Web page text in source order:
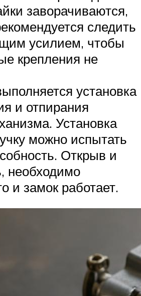
заворачиваются,
следить
усилием, чтобы
крепления не
установка
и отпирания
Установка
можно испытать
Открыв и
необходимо
и замок работает.